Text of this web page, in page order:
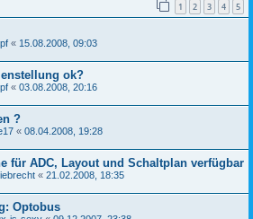
1 2 3 4 5
« 15.08.2008, 09:03
ok?
« 03.08.2008, 20:16
?
« 08.04.2008, 19:28
für ADC, Layout und Schaltplan verfügbar
« 21.02.2008, 18:35
Optobus